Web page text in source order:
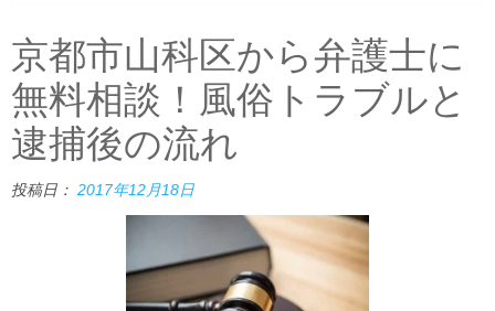
京都市山科区から弁護士に
無料相談！風俗トラブルと
逮捕後の流れ
投稿日： 2017年12月18日